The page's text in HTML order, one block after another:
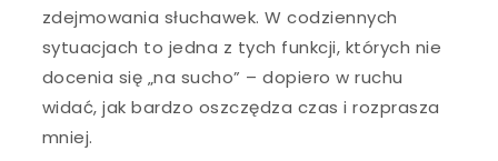
zdejmowania słuchawek. W codziennych
sytuacjach to jedna z tych funkcji, których nie
docenia się „na sucho” – dopiero w ruchu
widać, jak bardzo oszczędza czas i rozprasza
mniej.